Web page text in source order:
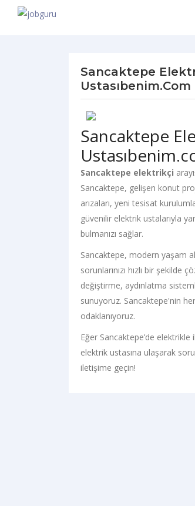
Sancaktepe
Ustasıbenim.com
Sancaktepe
Sancaktepe elektrikçi
Sancaktepe, gelişen konut
arızaları, yeni tesisat
güvenilir elektrik ustalarıyla
bulmanızı sağlar.
Sancaktepe, modern yaşam
sorunlarınızı hızlı bir
değiştirme, aydınlatma
sunuyoruz. Sancaktepe'nin
odaklanıyoruz.
Eğer Sancaktepe’de elektrikle
elektrik ustasına ulaşarak
iletişime geçin!